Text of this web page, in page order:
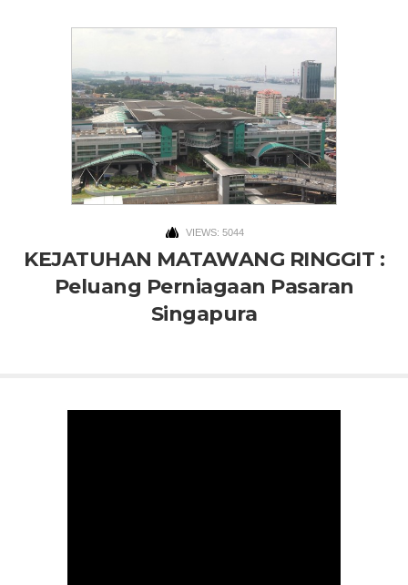
VIEWS: 5044
KEJATUHAN MATAWANG RINGGIT :
Peluang Perniagaan Pasaran
Singapura